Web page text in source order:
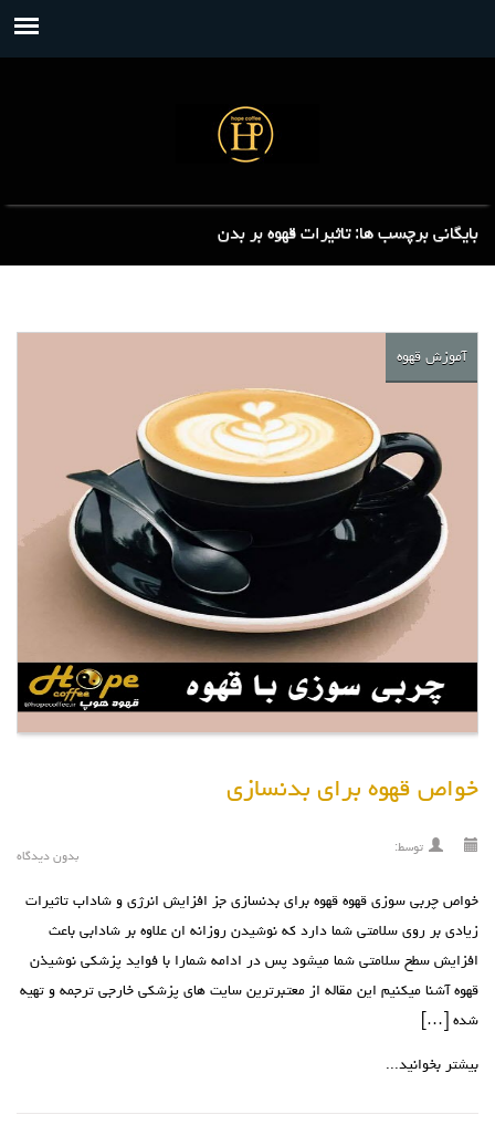
بایگانی برچسب ها: تاثیرات قهوه بر بدن
آموزش قهوه
خواص قهوه برای بدنسازی
توسط:
بدون دیدگاه
خواص چربی سوزی قهوه قهوه برای بدنسازی جز افزایش انرژی و شاداب تاثیرات
زیادی بر روی سلامتی شما دارد که نوشیدن روزانه ان علاوه بر شادابی باعث
افزایش سطح سلامتی شما میشود پس در ادامه شمارا با فواید پزشکی نوشیذن
قهوه آشنا میکنیم این مقاله از معتبرترین سایت های پزشکی خارجی ترجمه و تهیه
شده […]
بیشتر بخوانید...